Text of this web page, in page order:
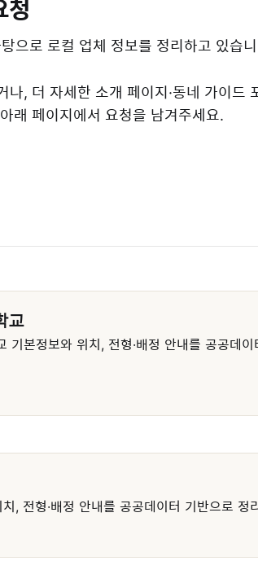
청
으로 로컬 업체 정보를 정리하고 있습
, 더 자세한 소개 페이지·동네 가이드
래 페이지에서 요청을 남겨주세요.
교
기본정보와 위치, 전형·배정 안내를 공공데
, 전형·배정 안내를 공공데이터 기반으로 정